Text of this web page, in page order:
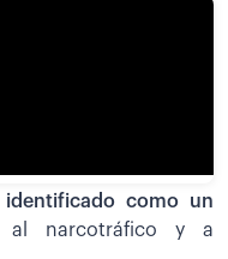
identificado como un
al narcotráfico y a